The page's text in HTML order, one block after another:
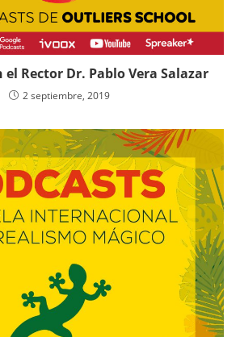
Rector Dr. Pablo Vera Salazar
2 septiembre, 2019